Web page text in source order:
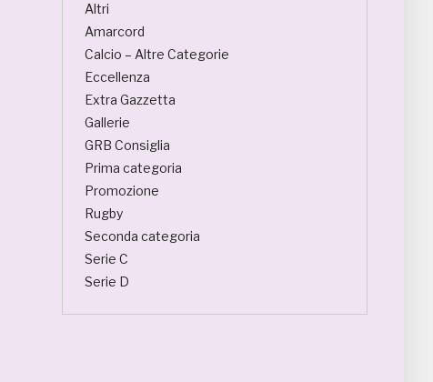
Altri
Amarcord
Calcio – Altre Categorie
Eccellenza
Extra Gazzetta
Gallerie
GRB Consiglia
Prima categoria
Promozione
Rugby
Seconda categoria
Serie C
Serie D